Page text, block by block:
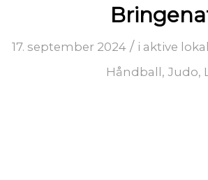
17. september 2024 / i aktive
Håndball , Judo,